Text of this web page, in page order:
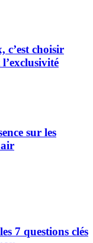
c’est choisir
sur les
air
7 questions clés